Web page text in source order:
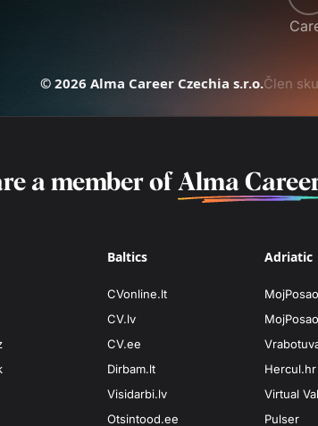
© 2026 Alma Career Czechia s.r.o.Člen
a member of Alma
Baltics
CVonline.lt
CV.lv
CV.ee
Dirbam.lt
Visidarbi.lv
Otsintood.ee
Adriatic
MojPosao
Hercul.hr
Virtual
Pulser